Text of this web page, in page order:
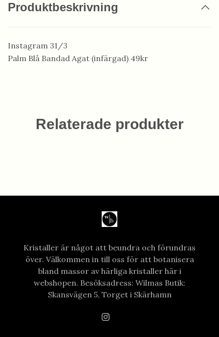
Produktbeskrivning
Instagram 31/3
Palm Blå Bandad Agat (infärgad) 49kr
Relaterade produkter
Kristaller är något att beundra och förundras
över. Välkommen in till oss för att botanisera
bland massor av härliga kristaller här i
webshopen. Besöksadress: Wilmas Butik:
Skansvägen 5, Torget i Skärhamn